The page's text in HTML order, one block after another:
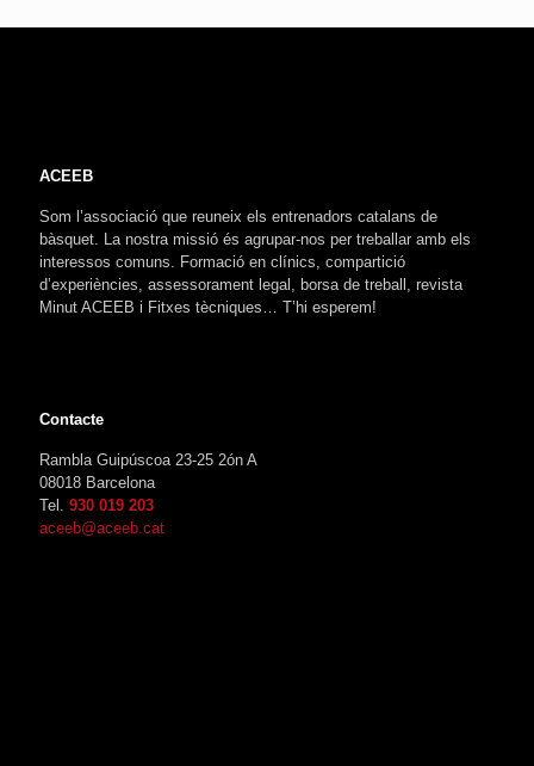
ACEEB
Som l’associació que reuneix els entrenadors catalans de
bàsquet. La nostra missió és agrupar-nos per treballar amb els
interessos comuns. Formació en clínics, compartició
d’experiències, assessorament legal, borsa de treball, revista
Minut ACEEB i Fitxes tècniques… T’hi esperem!
Contacte
Rambla Guipúscoa 23-25 2ón A
08018 Barcelona
Tel. 930 019 203
aceeb@aceeb.cat